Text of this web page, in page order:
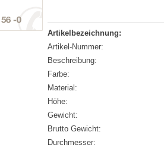
Artikelbezeichnung:
Artikel-Nummer:
Beschreibung:
Farbe:
Material:
Höhe:
Gewicht:
Brutto Gewicht:
Durchmesser: